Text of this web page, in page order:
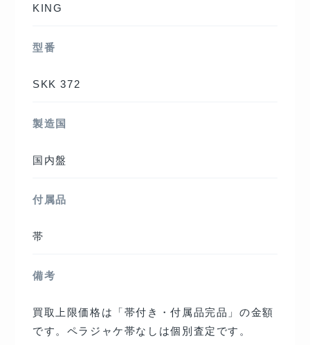
KING
型番
SKK 372
製造国
国内盤
付属品
帯
備考
買取上限価格は「帯付き・付属品完品」の金額
です。ペラジャケ帯なしは個別査定です。